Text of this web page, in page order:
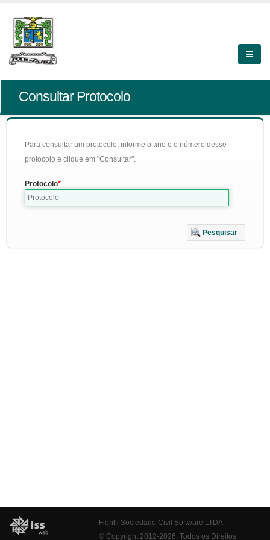
Consultar Protocolo
Para consultar um protocolo, informe o ano e o número desse
protocolo e clique em "Consultar".
Protocolo
Pesquisar
Fiorilli Sociedade Civil Software LTDA
© Copyright 2012-2026. Todos os Direitos